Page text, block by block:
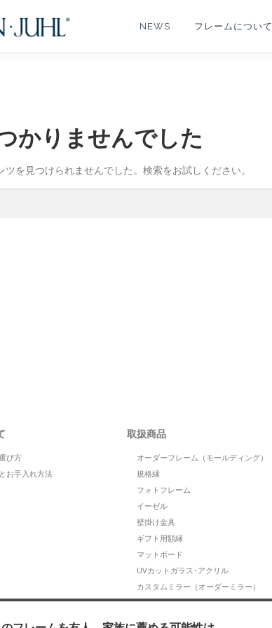
NEWS フレームについて
かりませんでした
ツを見つけられませんでした。検索をお試しください。
び方
お手入れ方法
取扱商品
オーダーフレーム（モールディング）
規格縁
フォトフレーム
イーゼル
壁掛け金具
ギフト用額縁
マットボード
UVカットガラス･アクリル
カスタムミラー（オーダーミラー）
カタログPDF